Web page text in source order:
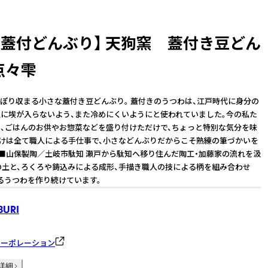
蓋付どんぶり】 天狗窯 蓋付き豆どん
々雫
り収まる小さな蓋付き豆どんぶり。 蓋付きのうつわは、江戸時代に身分の
埃が入らないよう、また冷めにくいようにと使われていました。今の私た
ごはんのお供やお惣菜などを盛り付けただけで、ちょっと特別な気分を味
は全て職人による手仕事で、小さなどんぶりだからこそ熟練の筆づかいを
山保製陶／土岐市駄知 瀬戸から駄知へ移り住んだ陶工・加藤家の流れを汲
と、ろくろや鋳込みによる成形、手描き職人の技による柄を組み合わせ
うつわを作り続けています。
ポレーション
細